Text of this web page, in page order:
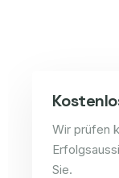
Wir prüfen
Sie.